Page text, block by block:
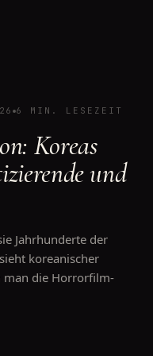
6 MIN. LESEZEIT
Koreas
und
Jahrhunderte der
koreanischer
man die Horrorfilm-